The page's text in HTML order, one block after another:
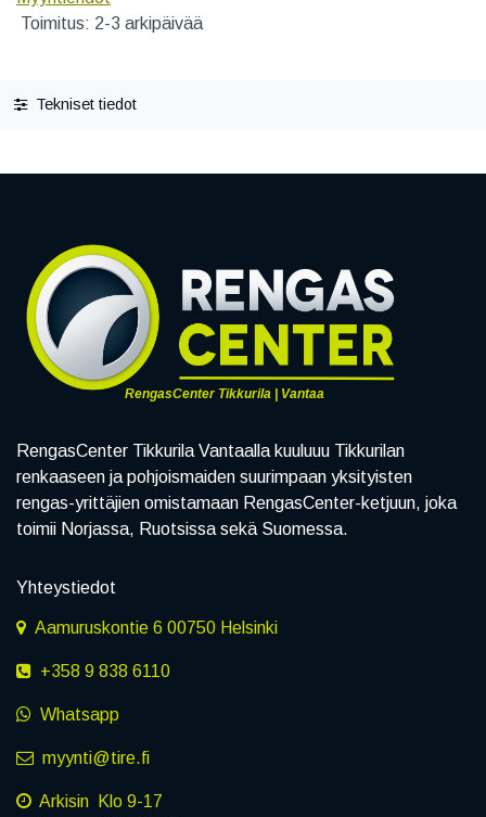
Toimitus: 2-3 arkipäivää
Tekniset tiedot
RengasCenter Tikkurila | Vantaa
RengasCenter Tikkurila Vantaalla kuuluuu Tikkurilan
renkaaseen ja pohjoismaiden suurimpaan yksityisten
rengas-yrittäjien omistamaan RengasCenter-ketjuun, joka
toimii Norjassa, Ruotsissa sekä Suomessa.
Yhteystiedot
Aamuruskontie 6 00750 Helsinki
+358 9 838 6110
Whatsapp
myynti@tire.fi
Arkisin Klo 9-17